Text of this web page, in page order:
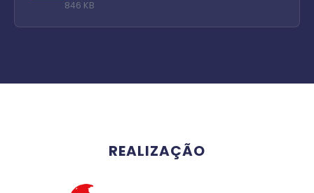
846 KB
REALIZAÇÃO